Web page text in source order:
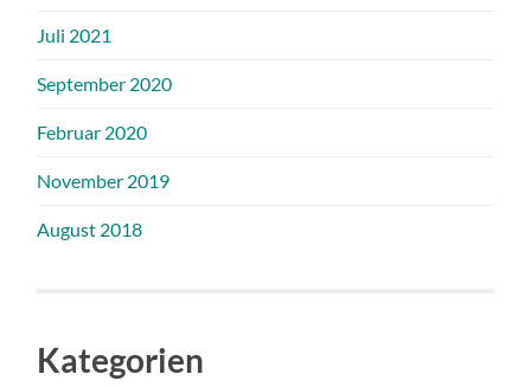
Juli 2021
September 2020
Februar 2020
November 2019
August 2018
Kategorien